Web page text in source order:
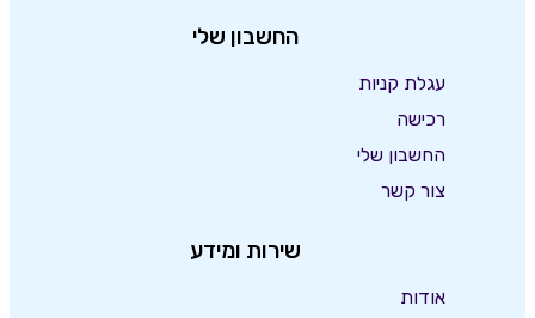
החשבון שלי
עגלת קניות
רכישה
החשבון שלי
צור קשר
שירות ומידע
אודות